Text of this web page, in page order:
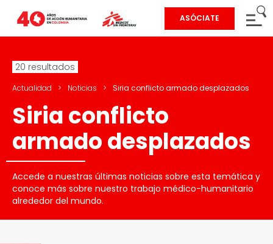
ASÓCIATE
20 resultados
Actualidad > Noticias > Siria conflicto armado desplazados
Siria conflicto
armado desplazados
Accede a nuestras últimas noticias sobre esta temática y
conoce más sobre nuestro trabajo médico-humanitario
alrededor del mundo.